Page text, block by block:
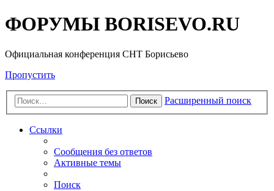
ФОРУМЫ BORISEVO.RU
Официальная конференция СНТ Борисьево
Пропустить
Поиск Расширенный поиск
Ссылки
Сообщения без ответов
Активные темы
Поиск